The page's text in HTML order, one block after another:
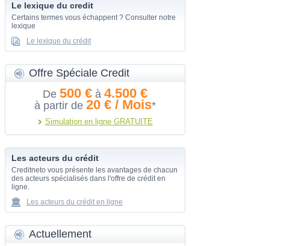
Le lexique du credit
Certains termes vous échappent ? Consulter notre
lexique
Le lexique du crédit
Offre Spéciale Credit
De 500 € à 4.500 €
à partir de 20 € / Mois*
Simulation en ligne GRATUITE
Les acteurs du crédit
Creditneto vous présente les avantages de chacun
des acteurs spécialisés dans l'offre de crédit en
ligne.
Les acteurs du crédit en ligne
Actuellement